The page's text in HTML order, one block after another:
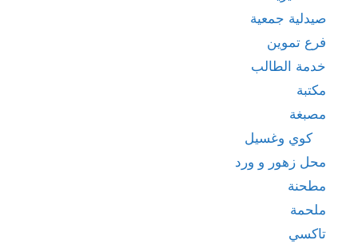
صيدلية جمعية
فرع تموين
خدمة الطالب
مكتبة
مصبغة
كوي وغسيل
محل زهور و ورد
مطحنة
ملحمة
تاكسي